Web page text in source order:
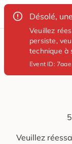
Désolé,
Veuillez
persiste,
technique à
Event ID:
Veuillez